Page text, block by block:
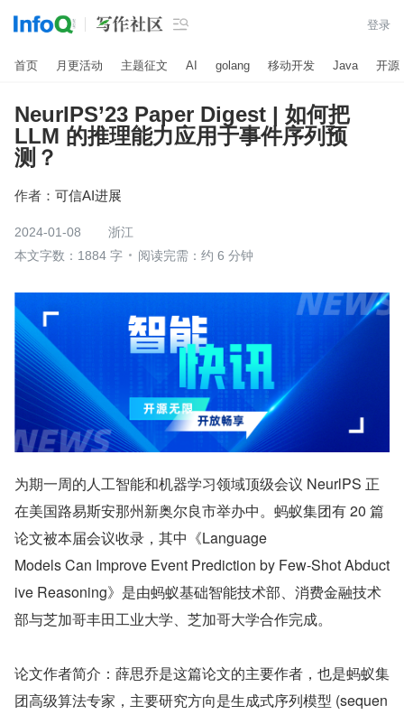
 登录
首页 月更活动 主题征文 AI golang 移动开发 Java 开源
NeurIPS’23 Paper Digest | 如何把
LLM 的推理能力应用于事件序列预
测？
作者： 可信AI进展
2024-01-08
浙江
本文字数：1884 字
阅读完需：约 6 分钟
为期一周的人工智能和机器学习领域顶级会议 NeurlPS 正
在美国路易斯安那州新奥尔良市举办中。蚂蚁集团有 20 篇
论文被本届会议收录，其中《Language
Models Can Improve Event Prediction by Few-Shot Abduct
ive Reasoning》是由蚂蚁基础智能技术部、消费金融技术
部与芝加哥丰田工业大学、芝加哥大学合作完成。
论文作者简介：薛思乔是这篇论文的主要作者，也是蚂蚁集
团高级算法专家，主要研究方向是生成式序列模型 (sequen